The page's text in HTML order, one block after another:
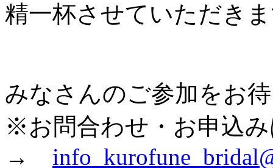
精一杯させていただき
みなさんのご参加をお
※お問合わせ・お申込
→